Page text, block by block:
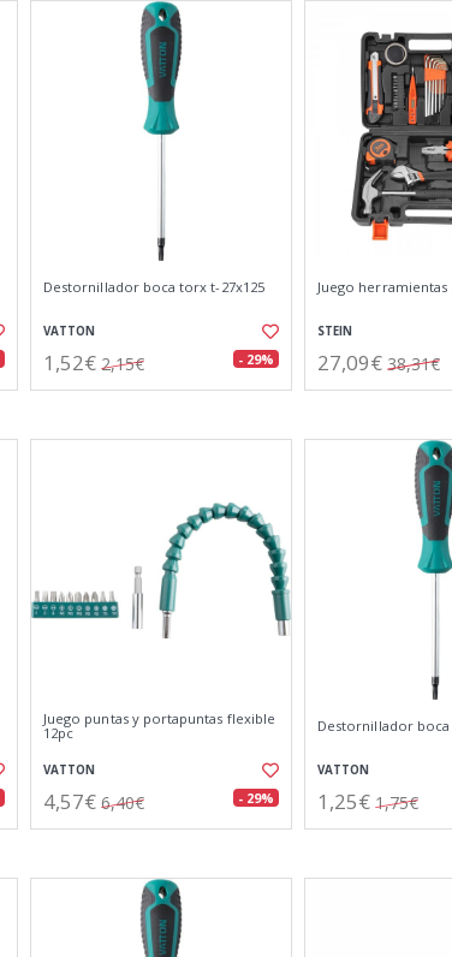
Destornillador boca torx t-27x125
VATTON
1,52€ 2,15€ - 29%
Juego herramientas
STEIN
27,09€ 38,31€
Juego puntas y portapuntas flexible
12pc
VATTON
4,57€ 6,40€ - 29%
Destornillador boca
VATTON
1,25€ 1,75€